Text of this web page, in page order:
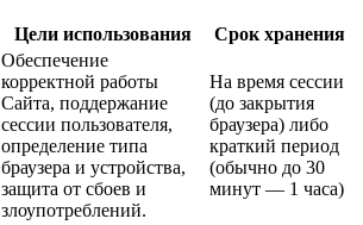
Цели использования Срок хранения
Обеспечение
корректной работы
Сайта, поддержание
сессии пользователя,
определение типа
браузера и устройства,
защита от сбоев и
злоупотреблений.
На время сессии
(до закрытия
браузера) либо
краткий период
(обычно до 30
минут — 1 часа)